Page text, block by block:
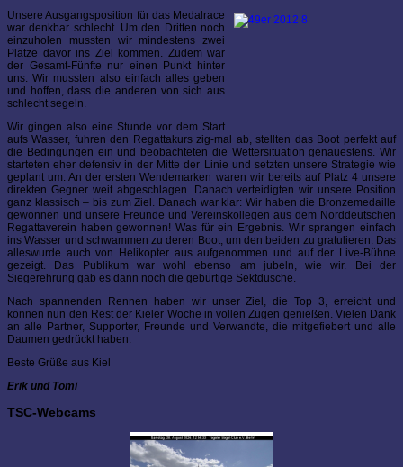
Unsere Ausgangsposition für das Medalrace
war denkbar schlecht. Um den Dritten noch
einzuholen mussten wir mindestens zwei
Plätze davor ins Ziel kommen. Zudem war
der Gesamt-Fünfte nur einen Punkt hinter
uns. Wir mussten also einfach alles geben
und hoffen, dass die anderen von sich aus
schlecht segeln.
Wir gingen also eine Stunde vor dem Start
aufs Wasser, fuhren den Regattakurs zig-mal ab, stellten das Boot perfekt auf
die Bedingungen ein und beobachteten die Wettersituation genauestens. Wir
starteten eher defensiv in der Mitte der Linie und setzten unsere Strategie wie
geplant um. An der ersten Wendemarken waren wir bereits auf Platz 4 unsere
direkten Gegner weit abgeschlagen. Danach verteidigten wir unsere Position
ganz klassisch – bis zum Ziel. Danach war klar: Wir haben die Bronzemedaille
gewonnen und unsere Freunde und Vereinskollegen aus dem Norddeutschen
Regattaverein haben gewonnen! Was für ein Ergebnis. Wir sprangen einfach
ins Wasser und schwammen zu deren Boot, um den beiden zu gratulieren. Das
alleswurde auch von Helikopter aus aufgenommen und auf der Live-Bühne
gezeigt. Das Publikum war wohl ebenso am jubeln, wie wir. Bei der
Siegerehrung gab es dann noch die gebürtige Sektdusche.
Nach spannenden Rennen haben wir unser Ziel, die Top 3, erreicht und
können nun den Rest der Kieler Woche in vollen Zügen genießen. Vielen Dank
an alle Partner, Supporter, Freunde und Verwandte, die mitgefiebert und alle
Daumen gedrückt haben.
Beste Grüße aus Kiel
Erik und Tomi
TSC-Webcams